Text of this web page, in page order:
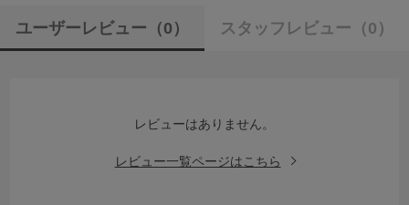
ユーザーレビュー （0） スタッフレビュー （0）
レビューはありません。
レビュー一覧ページはこちら